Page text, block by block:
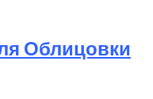
Облицовки